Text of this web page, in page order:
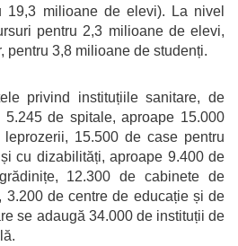
19,3 milioane de elevi). La nivel
pentru 2,3 milioane de elevi,
pentru 3,8 milioane de studenți.
privind instituțiile sanitare, de
5.245 de spitale, aproape 15.000
15.500 de case pentru
cu dizabilități, aproape 9.400 de
12.300 de cabinete de
3.200 de centre de educație și de
se adaugă 34.000 de instituții de